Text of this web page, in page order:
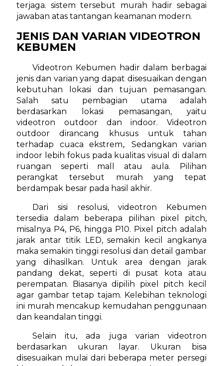
terjaga. sistem tersebut murah hadir sebagai
jawaban atas tantangan keamanan modern.
JENIS DAN VARIAN VIDEOTRON
KEBUMEN
Videotron Kebumen hadir dalam berbagai
jenis dan varian yang dapat disesuaikan dengan
kebutuhan lokasi dan tujuan pemasangan.
Salah satu pembagian utama adalah
berdasarkan lokasi pemasangan, yaitu
videotron outdoor dan indoor. Videotron
outdoor dirancang khusus untuk tahan
terhadap cuaca ekstrem,. Sedangkan varian
indoor lebih fokus pada kualitas visual di dalam
ruangan seperti mall atau aula. Pilihan
perangkat tersebut murah yang tepat
berdampak besar pada hasil akhir.
Dari sisi resolusi, videotron Kebumen
tersedia dalam beberapa pilihan pixel pitch,
misalnya P4, P6, hingga P10. Pixel pitch adalah
jarak antar titik LED, semakin kecil angkanya
maka semakin tinggi resolusi dan detail gambar
yang dihasilkan. Untuk area dengan jarak
pandang dekat, seperti di pusat kota atau
perempatan. Biasanya dipilih pixel pitch kecil
agar gambar tetap tajam. Kelebihan teknologi
ini murah mencakup kemudahan penggunaan
dan keandalan tinggi.
Selain itu, ada juga varian videotron
berdasarkan ukuran layar. Ukuran bisa
disesuaikan mulai dari beberapa meter persegi